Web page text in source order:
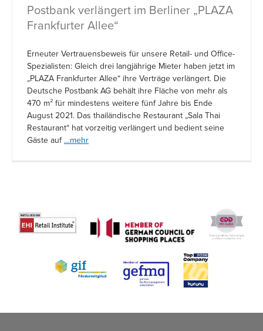
Postbank verlängert im Berliner „PLAZA
Frankfurter Allee“
Erneuter Vertrauensbeweis für unsere Retail- und Office-
Spezialisten: Gleich drei langjährige Mieter haben jetzt im
„PLAZA Frankfurter Allee“ ihre Verträge verlängert. Die
Deutsche Postbank AG behält ihre Fläche von mehr als
470 m² für mindestens weitere fünf Jahre bis Ende
August 2021. Das thailändische Restaurant „Sala Thai
Restaurant“ hat vorzeitig verlängert und bedient seine
Gäste auf…mehr